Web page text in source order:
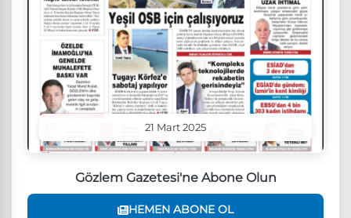
21 Mart 2025
Gözlem Gazetesi'ne Abone Olun
HEMEN ABONE OL